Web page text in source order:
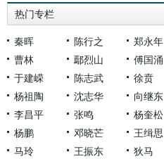
热门专栏
秦晖 陈行之 郑永年
曹林
鄢烈山 傅国涌
于建嵘
陈志武 徐贲
杨祖陶
沈志华 向继东
李昌平
张鸣 杨奎松
杨鹏
邓晓芒 王缉思
马玲
王振东 狄马